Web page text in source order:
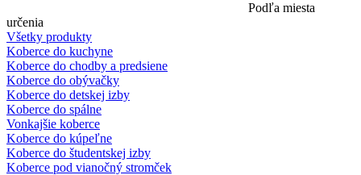
Podľa miesta
určenia
Všetky produkty
Koberce do kuchyne
Koberce do chodby a predsiene
Koberce do obývačky
Koberce do detskej izby
Koberce do spálne
Vonkajšie koberce
Koberce do kúpeľne
Koberce do študentskej izby
Koberce pod vianočný stromček